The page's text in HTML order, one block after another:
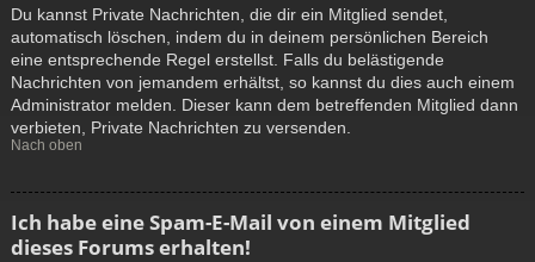
Du kannst Private Nachrichten, die dir ein Mitglied sendet,
automatisch löschen, indem du in deinem persönlichen Bereich
eine entsprechende Regel erstellst. Falls du belästigende
Nachrichten von jemandem erhältst, so kannst du dies auch einem
Administrator melden. Dieser kann dem betreffenden Mitglied dann
verbieten, Private Nachrichten zu versenden.
Nach oben
Ich habe eine Spam-E-Mail von einem Mitglied
dieses Forums erhalten!